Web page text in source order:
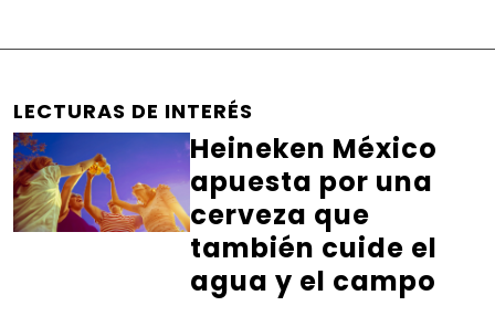
LECTURAS DE INTERÉS
Heineken México
apuesta por una
cerveza que
también cuide el
agua y el campo